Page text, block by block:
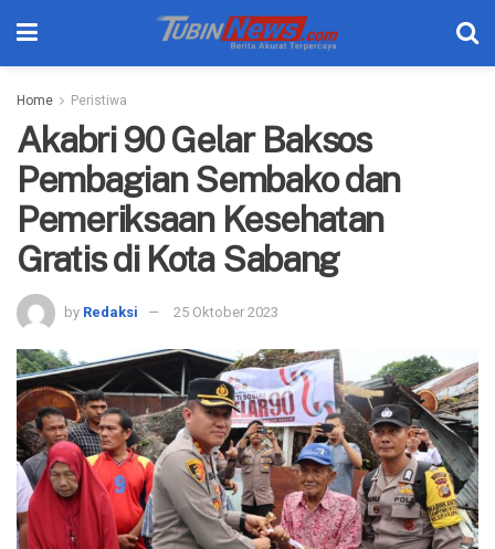
Home Peristiwa
Akabri 90 Gelar Baksos
Pembagian Sembako dan
Pemeriksaan Kesehatan
Gratis di Kota Sabang
by Redaksi 25 Oktober 2023